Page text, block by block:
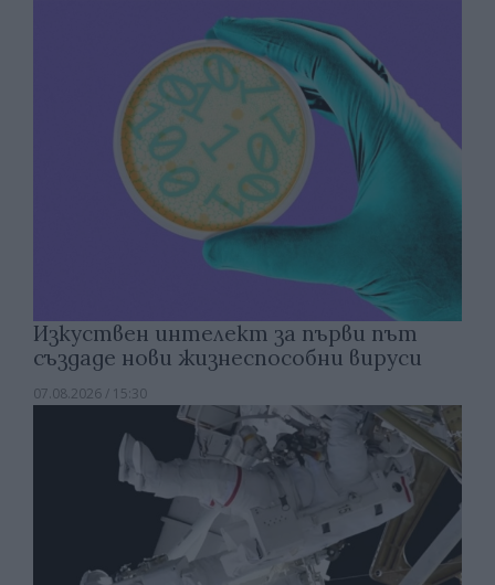
Изкуствен интелект за първи път
създаде нови жизнеспособни вируси
07.08.2026 / 15:30